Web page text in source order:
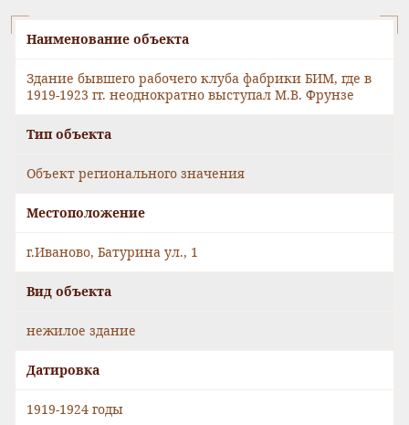
Наименование объекта
Здание бывшего рабочего клуба фабрики БИМ, где в
1919-1923 гг. неоднократно выступал М.В. Фрунзе
Тип объекта
Объект регионального значения
Местоположение
г.Иваново, Батурина ул., 1
Вид объекта
нежилое здание
Датировка
1919-1924 годы